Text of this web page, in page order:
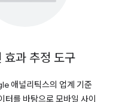
효과 추정 도구
애널리틱스의 업계 기준
터를 바탕으로 모바일 사이